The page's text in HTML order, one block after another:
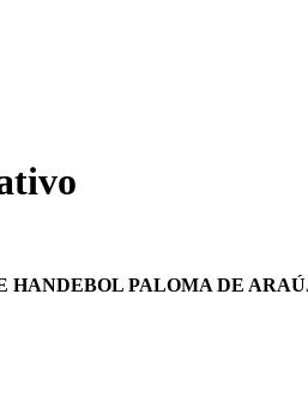
PALOMA DE